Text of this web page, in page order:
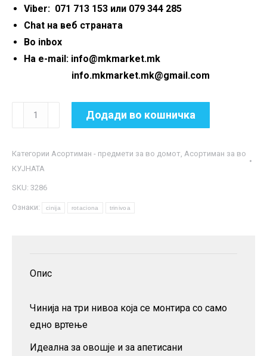
Viber: 071 713 153 или 079 344 285
Chat на веб страната
Во inbox
На e-mail: info@mkmarket.mk
info.mkmarket.mk@gmail.com
Ротациона
чинија
три
количина
Додади во кошничка
Категории Асортиман - предмети за во домот, Асортиман за во
КУЈНАТА
SKU: 3286
Ознаки: cinija rotaciona trinivoa
Опис
Чинија на три нивоа која се монтира со само
едно вртење
Идеална за овошје и за апетисани